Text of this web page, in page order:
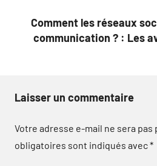
Comment les réseaux
communication ? : Les
Laisser un commentaire
Votre adresse e-mail ne sera pas
obligatoires sont indiqués avec*